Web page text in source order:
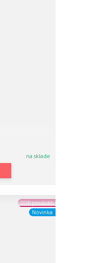
na sklade
TOP produkt
Novinka